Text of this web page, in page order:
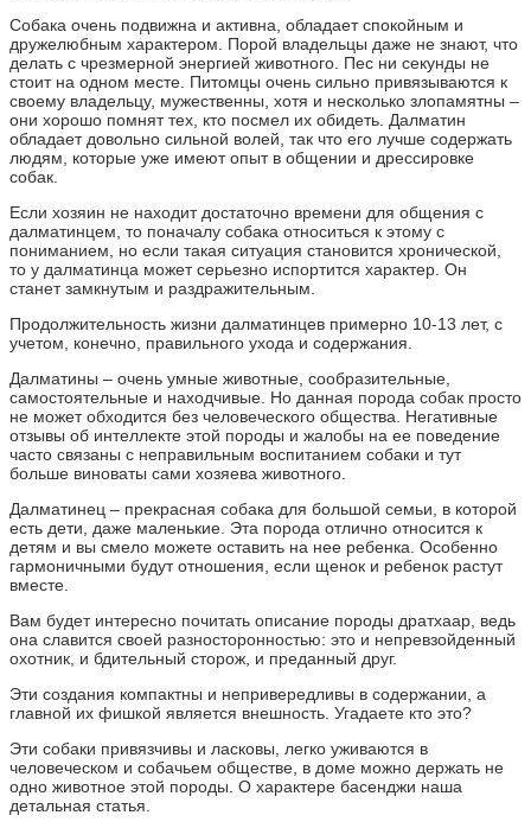
Собака очень подвижна и активна, обладает спокойным и
дружелюбным характером. Порой владельцы даже не знают, что
делать с чрезмерной энергией животного. Пес ни секунды не
стоит на одном месте. Питомцы очень сильно привязываются к
своему владельцу, мужественны, хотя и несколько злопамятны –
они хорошо помнят тех, кто посмел их обидеть. Далматин
обладает довольно сильной волей, так что его лучше содержать
людям, которые уже имеют опыт в общении и дрессировке
собак.
Если хозяин не находит достаточно времени для общения с
далматинцем, то поначалу собака относиться к этому с
пониманием, но если такая ситуация становится хронической,
то у далматинца может серьезно испортится характер. Он
станет замкнутым и раздражительным.
Продолжительность жизни далматинцев примерно 10-13 лет, с
учетом, конечно, правильного ухода и содержания.
Далматины – очень умные животные, сообразительные,
самостоятельные и находчивые. Но данная порода собак просто
не может обходится без человеческого общества. Негативные
отзывы об интеллекте этой породы и жалобы на ее поведение
часто связаны с неправильным воспитанием собаки и тут
больше виноваты сами хозяева животного.
Далматинец – прекрасная собака для большой семьи, в которой
есть дети, даже маленькие. Эта порода отлично относится к
детям и вы смело можете оставить на нее ребенка. Особенно
гармоничными будут отношения, если щенок и ребенок растут
вместе.
Вам будет интересно почитать описание породы дратхаар, ведь
она славится своей разносторонностью: это и непревзойденный
охотник, и бдительный сторож, и преданный друг.
Эти создания компактны и непривередливы в содержании, а
главной их фишкой является внешность. Угадаете кто это?
Эти собаки привязчивы и ласковы, легко уживаются в
человеческом и собачьем обществе, в доме можно держать не
одно животное этой породы. О характере басенджи наша
детальная статья.